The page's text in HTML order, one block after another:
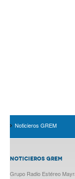
Noticieros GREM
NOTICIEROS GREM
Grupo Radio Estéreo